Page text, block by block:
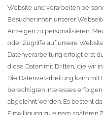
Zur Kasse
KONTAKT
Fa. Steffen Jost
Söbrigener Weg 50
D-01796 Pirna
Telefon:+49 (0)3501 507295
Website und verarbeiten
Besucher:innen unserer
Anzeigen zu personalisieren,
oder Zugriffe auf unsere
Datenverarbeitung erfolgt erst
diese Daten mit Dritten, die wir
Die Datenverarbeitung kann
berechtigten Interesses
abgelehnt werden. Es besteht
Einwilligung zu einem späteren